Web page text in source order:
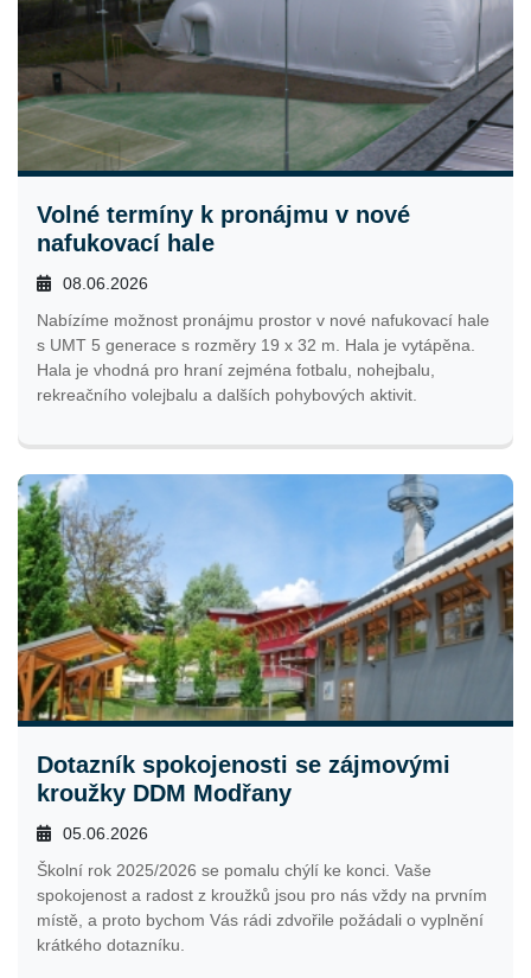
Volné termíny k pronájmu v nové
nafukovací hale
08.06.2026
Nabízíme možnost pronájmu prostor v nové nafukovací hale
s UMT 5 generace s rozměry 19 x 32 m. Hala je vytápěna.
Hala je vhodná pro hraní zejména fotbalu, nohejbalu,
rekreačního volejbalu a dalších pohybových aktivit.
Dotazník spokojenosti se zájmovými
kroužky DDM Modřany
05.06.2026
Školní rok 2025/2026 se pomalu chýlí ke konci. Vaše
spokojenost a radost z kroužků jsou pro nás vždy na prvním
místě, a proto bychom Vás rádi zdvořile požádali o vyplnění
krátkého dotazníku.